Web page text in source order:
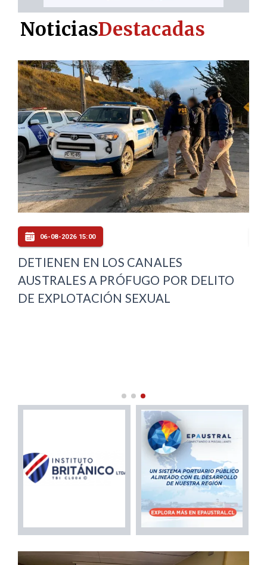
06-08-2026 15:00
DETIENEN EN LOS CANALES
AUSTRALES A PRÓFUGO POR DELITO
DE EXPLOTACIÓN SEXUAL
NoticiasDestacadas